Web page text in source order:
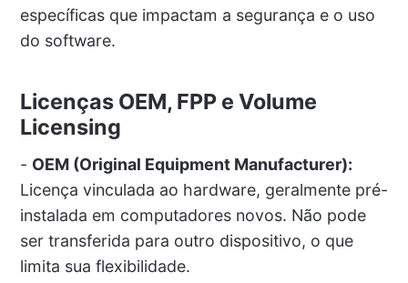
específicas que impactam a segurança e o uso
do software.
Licenças OEM, FPP e Volume
Licensing
- OEM (Original Equipment Manufacturer):
Licença vinculada ao hardware, geralmente pré-
instalada em computadores novos. Não pode
ser transferida para outro dispositivo, o que
limita sua flexibilidade.